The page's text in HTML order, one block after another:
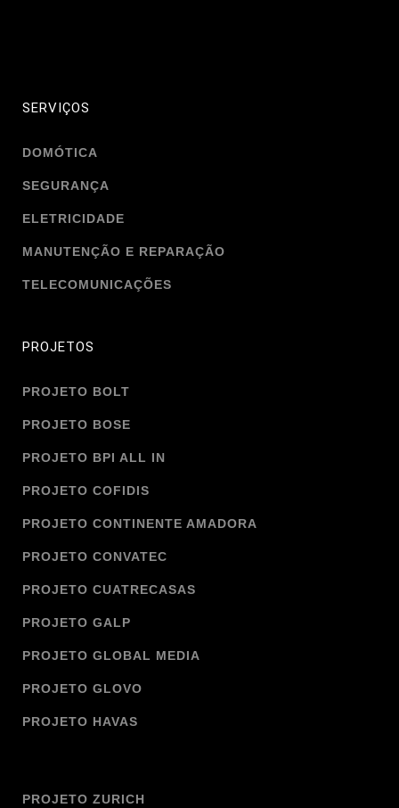
SERVIÇOS
DOMÓTICA
SEGURANÇA
ELETRICIDADE
MANUTENÇÃO E REPARAÇÃO
TELECOMUNICAÇÕES
PROJETOS
PROJETO BOLT
PROJETO BOSE
PROJETO BPI ALL IN
PROJETO COFIDIS
PROJETO CONTINENTE AMADORA
PROJETO CONVATEC
PROJETO CUATRECASAS
PROJETO GALP
PROJETO GLOBAL MEDIA
PROJETO GLOVO
PROJETO HAVAS
PROJETO ZURICH